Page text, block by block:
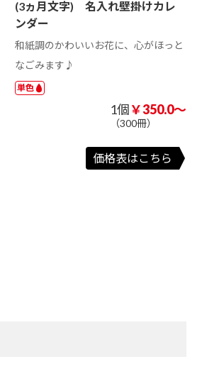
(3ヵ月文字) 名入れ壁掛けカレ
ンダー
和紙調のかわいいお花に、心がほっと
なごみます♪
単色
1個￥350.0～
（300冊）
価格表はこちら